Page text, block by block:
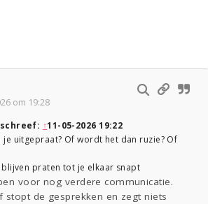
om 19:28
schreef: ↑11-05-2026 19:22
je uitgepraat? Of wordt het dan ruzie? Of
blijven praten tot je elkaar snapt
voor nog verdere communicatie.
stopt de gesprekken en zegt niets